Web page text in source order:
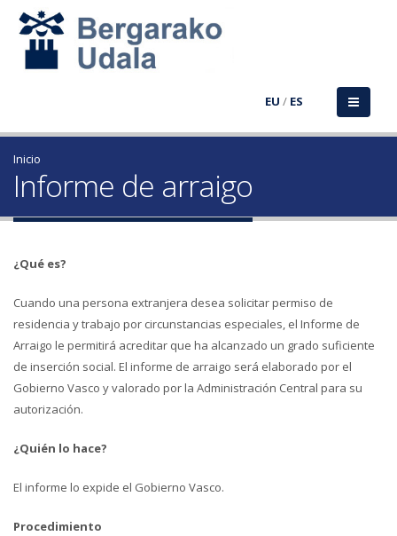
EU / ES
Inicio
Informe de arraigo
¿Qué es?
Cuando una persona extranjera desea solicitar permiso de
residencia y trabajo por circunstancias especiales, el Informe de
Arraigo le permitirá acreditar que ha alcanzado un grado suficiente
de inserción social. El informe de arraigo será elaborado por el
Gobierno Vasco y valorado por la Administración Central para su
autorización.
¿Quién lo hace?
El informe lo expide el Gobierno Vasco.
Procedimiento